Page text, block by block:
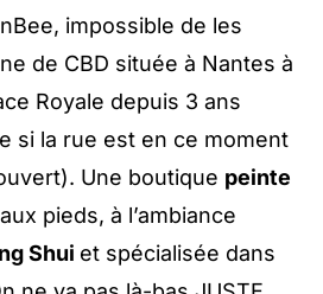
impossible de les
de CBD située à Nantes à
Royale depuis 3 ans
si la rue est en ce moment
Une boutique peinte
pieds, à l’ambiance
Shui et spécialisée dans